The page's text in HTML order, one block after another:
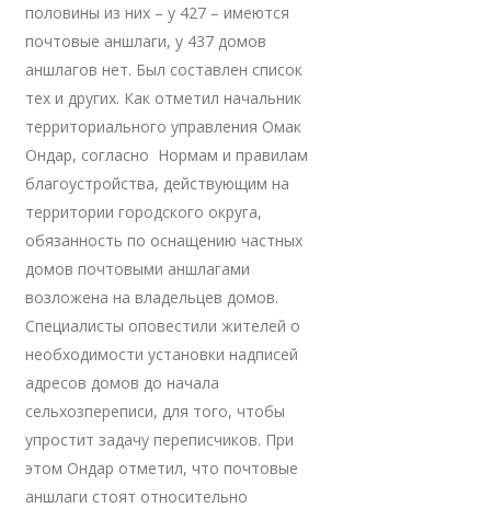
половины из них – у 427 – имеются
почтовые аншлаги, у 437 домов
аншлагов нет. Был составлен список
тех и других. Как отметил начальник
территориального управления Омак
Ондар, согласно Нормам и правилам
благоустройства, действующим на
территории городского округа,
обязанность по оснащению частных
домов почтовыми аншлагами
возложена на владельцев домов.
Специалисты оповестили жителей о
необходимости установки надписей
адресов домов до начала
сельхозпереписи, для того, чтобы
упростит задачу переписчиков. При
этом Ондар отметил, что почтовые
аншлаги стоят относительно